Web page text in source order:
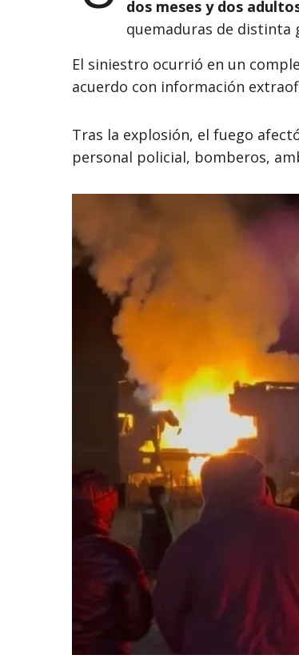
dos meses y dos
quemaduras de distinta
El siniestro ocurrió en un
acuerdo con información
Tras la explosión, el fuego
personal policial, bomberos,